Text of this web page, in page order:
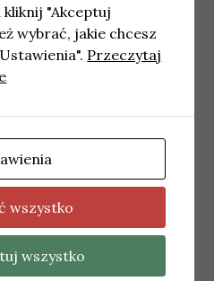
informacyjnej.
"Akceptuj
wybrać, jakie chcesz
Przeczytaj
wszystko
wszystko